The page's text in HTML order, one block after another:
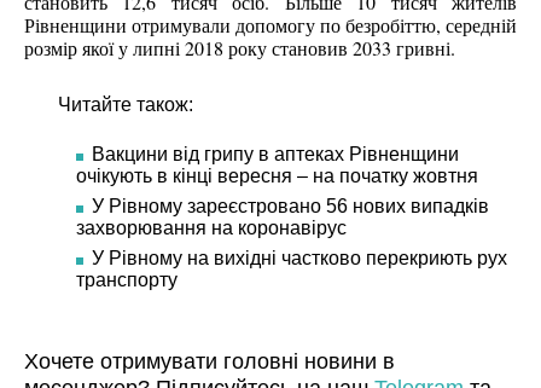
Рівненщини отримували допомогу по безробіттю, середній
розмір якої у липні 2018 року становив 2033 гривні.
Читайте також:
Вакцини від грипу в аптеках Рівненщини
очікують в кінці вересня – на початку жовтня
У Рівному зареєстровано 56 нових випадків
захворювання на коронавірус
У Рівному на вихідні частково перекриють рух
транспорту
Хочете отримувати головні новини в